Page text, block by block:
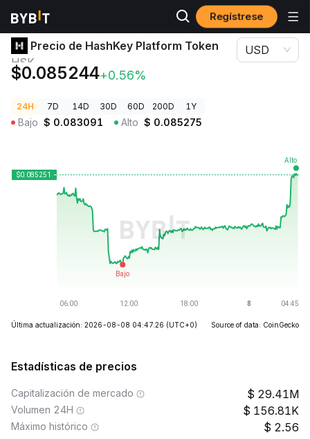
Regístrese
Precios de Criptomonedas Precio de HashKey Platform Token HSK
Precio de HashKey Platform Token
HSK
$0.085244+0.56%
USD
24H 7D 14D 30D 60D 200D 1Y
Bajo $ 0.083091 Alto $ 0.085275
Última actualización: 2026-08-08 04:47:26 (UTC+0) Source of data: CoinGecko
Estadísticas de precios
Capitalización de mercado 29.41M
Volumen 24H 156.81K
Máximo histórico 2.56